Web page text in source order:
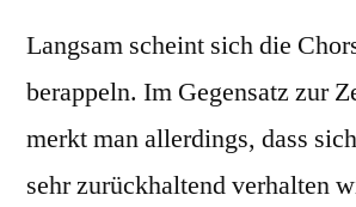
Langsam scheint sich die
berappeln. Im Gegensatz zur
merkt man allerdings, dass
sehr zurückhaltend verhalten